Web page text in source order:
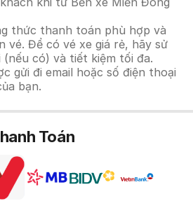
thức thanh toán phù hợp và
vé. Để có vé xe giá rẻ, hãy sử
(nếu có) và tiết kiệm tối đa.
gửi đi email hoặc số điện thoại
bạn.
Toán